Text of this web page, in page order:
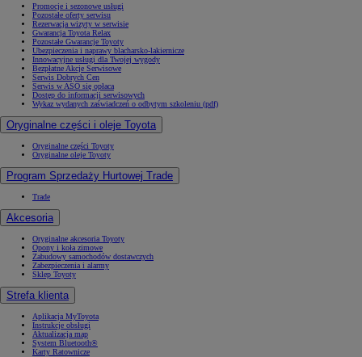
Promocje i sezonowe usługi
Pozostałe oferty serwisu
Rezerwacja wizyty w serwisie
Gwarancja Toyota Relax
Pozostałe Gwarancje Toyoty
Ubezpieczenia i naprawy blacharsko-lakiernicze
Innowacyjne usługi dla Twojej wygody
Bezpłatne Akcje Serwisowe
Serwis Dobrych Cen
Serwis w ASO się opłaca
Dostęp do informacji serwisowych
Wykaz wydanych zaświadczeń o odbytym szkoleniu (pdf)
Oryginalne części i oleje Toyota
Oryginalne części Toyoty
Oryginalne oleje Toyoty
Program Sprzedaży Hurtowej Trade
Trade
Akcesoria
Oryginalne akcesoria Toyoty
Opony i koła zimowe
Zabudowy samochodów dostawczych
Zabezpieczenia i alarmy
Sklep Toyoty
Strefa klienta
Aplikacja MyToyota
Instrukcje obsługi
Aktualizacja map
System Bluetooth®
Karty Ratownicze